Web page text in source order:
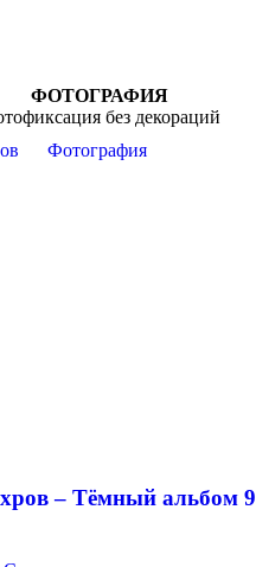
ФОТОГРАФИЯ
без декораций
Фотография
– Тёмный альбом 9